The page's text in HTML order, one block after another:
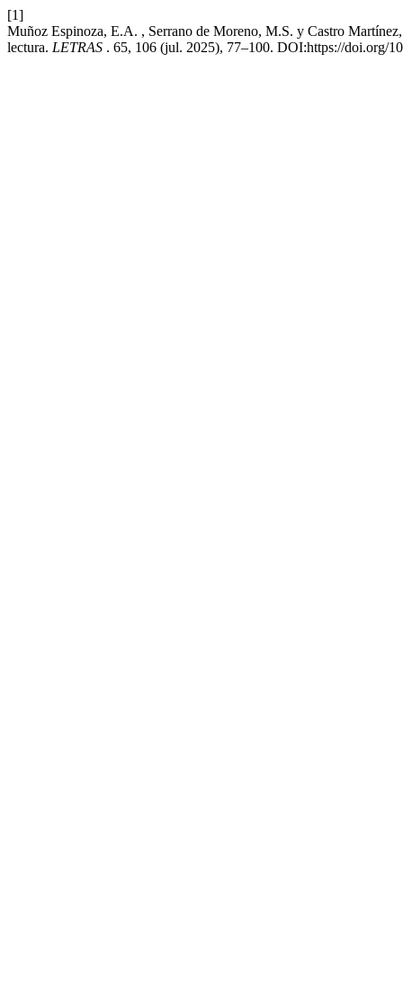
[1]
Muñoz Espinoza, E.A. , Serrano de Moreno, M.S. y Castro
lectura. LETRAS . 65, 106 (jul. 2025), 77–100. DOI:https://doi.org/